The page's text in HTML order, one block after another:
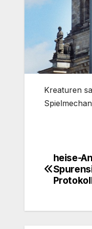
​Kreaturen
heise-